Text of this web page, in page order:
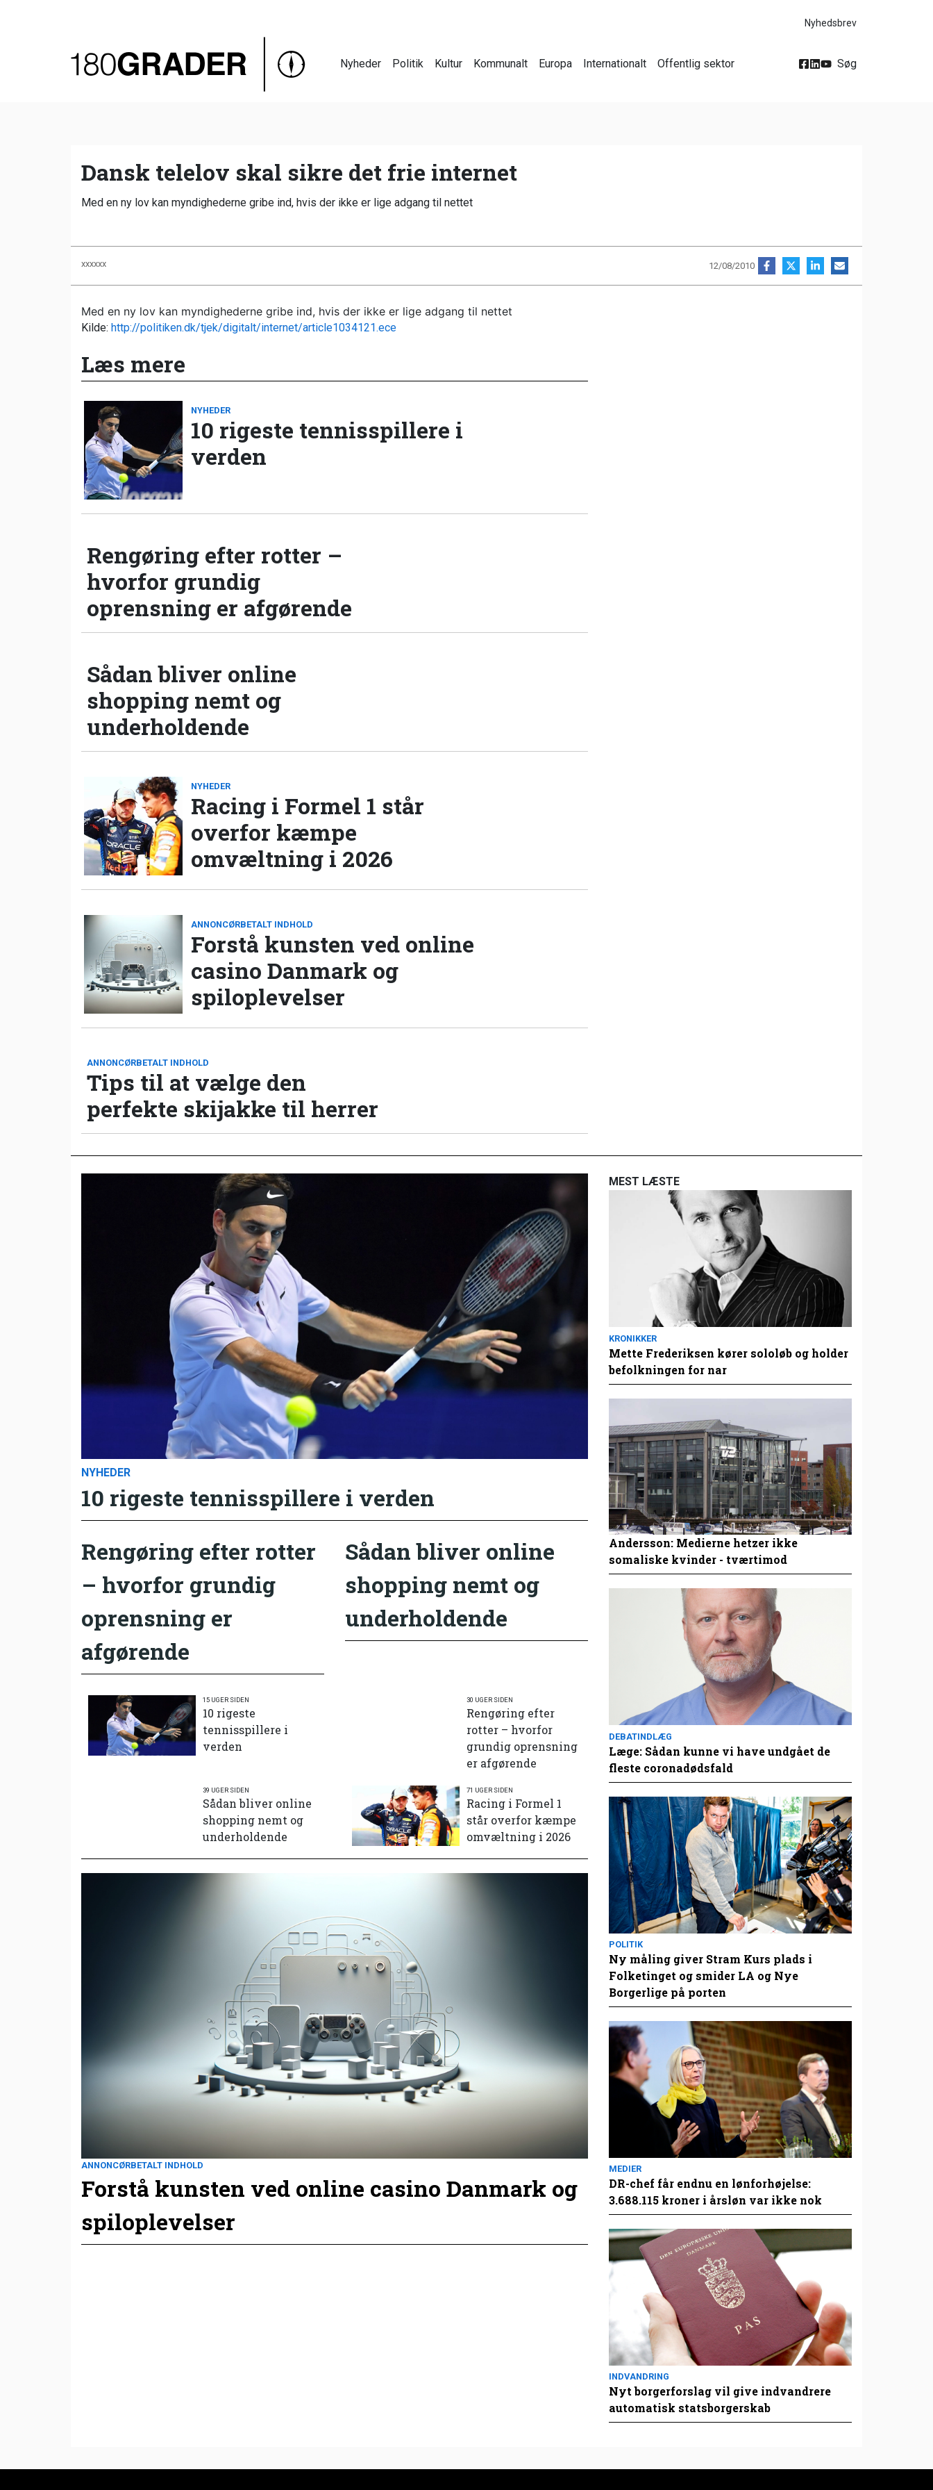
Nyhedsbrev
Nyheder Politik Kultur Kommunalt Europa Internationalt Offentlig sektor Søg
Dansk telelov skal sikre det frie internet
Med en ny lov kan myndighederne gribe ind, hvis der ikke er lige adgang til nettet
xxxxxx 12/08/2010
Med en ny lov kan myndighederne gribe ind, hvis der ikke er lige adgang til nettet
Kilde: http://politiken.dk/tjek/digitalt/internet/article1034121.ece
Læs mere
NYHEDER
10 rigeste tennisspillere i
verden
Rengøring efter rotter –
hvorfor grundig
oprensning er afgørende
Sådan bliver online
shopping nemt og
underholdende
NYHEDER
Racing i Formel 1 står
overfor kæmpe
omvæltning i 2026
ANNONCØRBETALT INDHOLD
Forstå kunsten ved online
casino Danmark og
spiloplevelser
ANNONCØRBETALT INDHOLD
Tips til at vælge den
perfekte skijakke til herrer
NYHEDER
10 rigeste tennisspillere i verden
Rengøring efter rotter
– hvorfor grundig
oprensning er
afgørende
Sådan bliver online
shopping nemt og
underholdende
15 UGER SIDEN
10 rigeste
tennisspillere i
verden
30 UGER SIDEN
Rengøring efter
rotter – hvorfor
grundig oprensning
er afgørende
39 UGER SIDEN
Sådan bliver online
shopping nemt og
underholdende
71 UGER SIDEN
Racing i Formel 1
står overfor kæmpe
omvæltning i 2026
ANNONCØRBETALT INDHOLD
Forstå kunsten ved online casino Danmark og
spiloplevelser
MEST LÆSTE
KRONIKKER
Mette Frederiksen kører sololøb og holder
befolkningen for nar
Andersson: Medierne hetzer ikke
somaliske kvinder - tværtimod
DEBATINDLÆG
Læge: Sådan kunne vi have undgået de
fleste coronadødsfald
POLITIK
Ny måling giver Stram Kurs plads i
Folketinget og smider LA og Nye
Borgerlige på porten
MEDIER
DR-chef får endnu en lønforhøjelse:
3.688.115 kroner i årsløn var ikke nok
INDVANDRING
Nyt borgerforslag vil give indvandrere
automatisk statsborgerskab